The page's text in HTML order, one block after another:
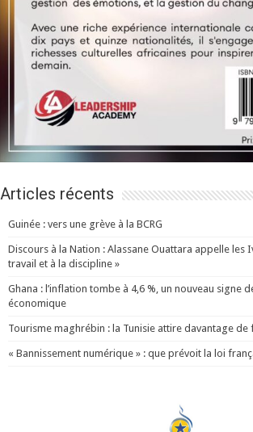
Articles récents
Guinée : vers une grève à la BCRG
Discours à la Nation : Alassane Ouattara appelle les
travail et à la discipline »
Ghana : l’inflation tombe à 4,6 %, un nouveau signe
économique
Tourisme maghrébin : la Tunisie attire davantage de
« Bannissement numérique » : que prévoit la loi